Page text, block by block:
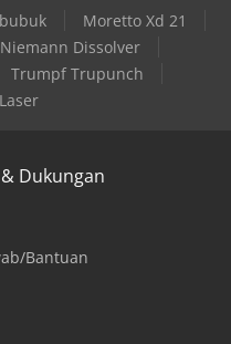
Moretto Xd 21
Niemann Dissolver
Trumpf Trupunch
Dukungan
Bantuan